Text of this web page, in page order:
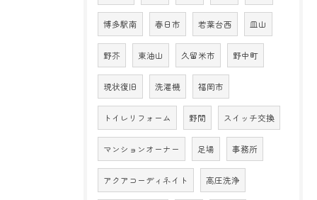
博多駅南 春日市 若葉台西 皿山
野芥 東油山 久留米市 野中町
現状復旧 洗濯機 福岡市
トイレリフォーム 野間 スイッチ交換
マンションオーナー 足場 事務所
アクアコーディネイト 高圧洗浄